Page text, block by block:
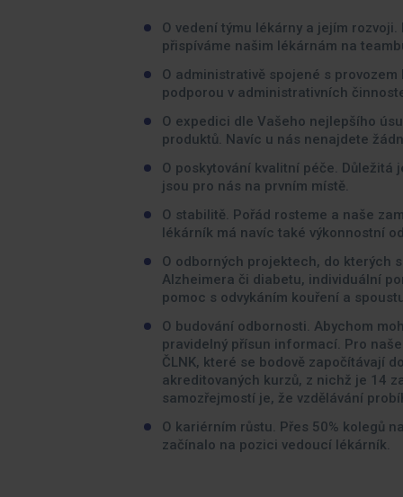
O vedení týmu lékárny a jejím
přispíváme našim lékárnám na
O administrativě spojené s
podporou v administrativních
O expedici dle Vašeho nejlepšího
produktů. Navíc u nás nenajdete
O poskytování kvalitní péče.
jsou pro nás na prvním místě.
O stabilitě. Pořád rosteme a naše
lékárník má navíc také výkonnostní
O odborných projektech, do kterých
Alzheimera či diabetu, individuální
pomoc s odvykáním kouření a
O budování odbornosti. Abychom
pravidelný přísun informací. Pro
ČLNK, které se bodově započítávají
akreditovaných kurzů, z nichž je 14
samozřejmostí je, že vzdělávání
O kariérním růstu. Přes 50% kolegů
začínalo na pozici vedoucí lékárník.